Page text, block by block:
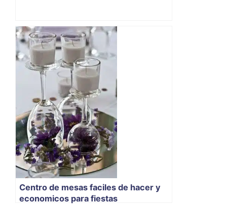
Centro de mesas faciles de hacer y
economicos para fiestas